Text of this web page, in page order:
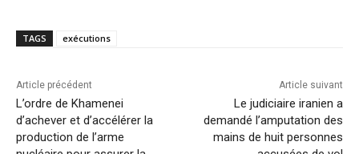
TAGS exécutions
Article précédent
L’ordre de Khamenei
d’achever et d’accélérer la
production de l’arme
Article suivant
Le judiciaire iranien a
demandé l’amputation des
mains de huit personnes